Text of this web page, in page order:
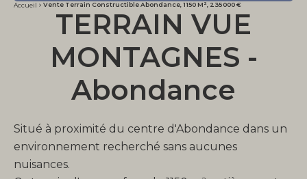
Accueil Vente Terrain Constructible Abondance, 1150 M², 235 000 €
TERRAIN VUE
MONTAGNES -
Abondance
Situé à proximité du centre d'Abondance dans un
environnement recherché sans aucunes
nuisances.